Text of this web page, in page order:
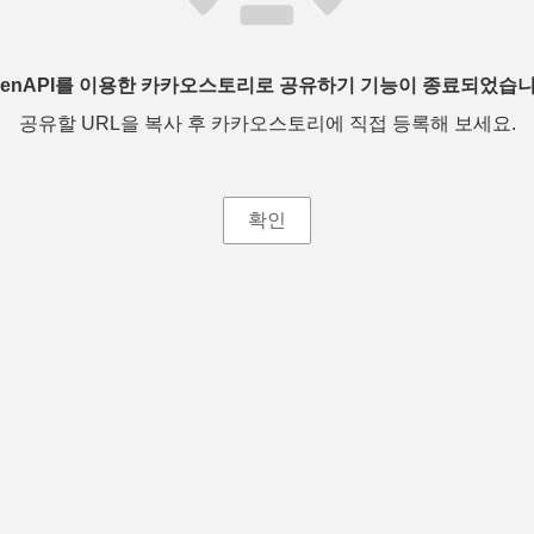
를 이용한 카카오스토리로 공유하기 기능이 종료되었습
공유할 URL을 복사 후 카카오스토리에 직접 등록해 보세요.
확인